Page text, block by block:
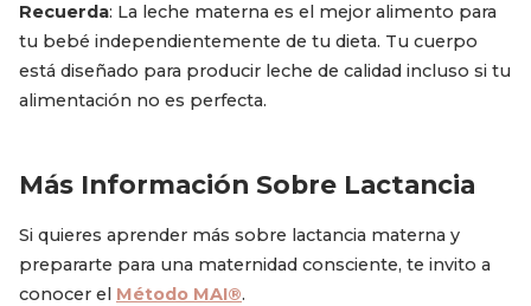
Recuerda: La leche materna es el mejor alimento para
tu bebé independientemente de tu dieta. Tu cuerpo
está diseñado para producir leche de calidad incluso si tu
alimentación no es perfecta.
Más Información Sobre Lactancia
Si quieres aprender más sobre lactancia materna y
prepararte para una maternidad consciente, te invito a
conocer el Método MAI®.